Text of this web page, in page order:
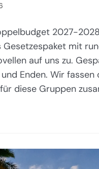
2027-
mit
auf uns zu.
Enden. Wir fassen
diese Gruppen